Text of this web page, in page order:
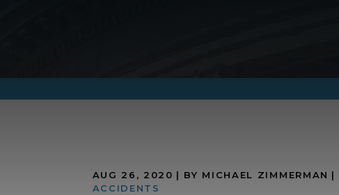
AUG 26, 2020 | BY MICHAEL ZIMMERMAN |
ACCIDENTS